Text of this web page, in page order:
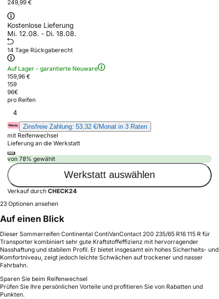
249,99 €
Kostenlose Lieferung
Mi. 12.08. - Di. 18.08.
14 Tage Rückgaberecht
Auf Lager - garantierte Neuware
159,96 €
159
96€
pro Reifen
4
Zinsfreie Zahlung: 53,32 €/Monat in 3 Raten
mit Reifenwechsel
Lieferung an die Werkstatt
von 78% gewählt
Werkstatt auswählen
Verkauf durch CHECK24
23 Optionen ansehen
Auf einen Blick
Dieser Sommerreifen Continental ContiVanContact 200 235/65 R16 115 R für
Transporter kombiniert sehr gute Kraftstoffeffizienz mit hervorragender
Nasshaftung und stabilem Profil. Er bietet insgesamt ein hohes Sicherheits- und
Komfortniveau, zeigt jedoch leichte Schwächen auf trockener und nasser
Fahrbahn.
Sparen Sie beim Reifenwechsel
Prüfen Sie Ihre persönlichen Vorteile und profitieren Sie von Rabatten und
Punkten.